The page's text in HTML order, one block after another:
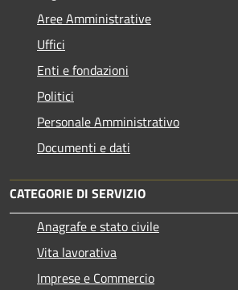
Aree Amministrative
Uffici
Enti e fondazioni
Politici
Personale Amministrativo
Documenti e dati
CATEGORIE DI SERVIZIO
Anagrafe e stato civile
Vita lavorativa
Imprese e Commercio